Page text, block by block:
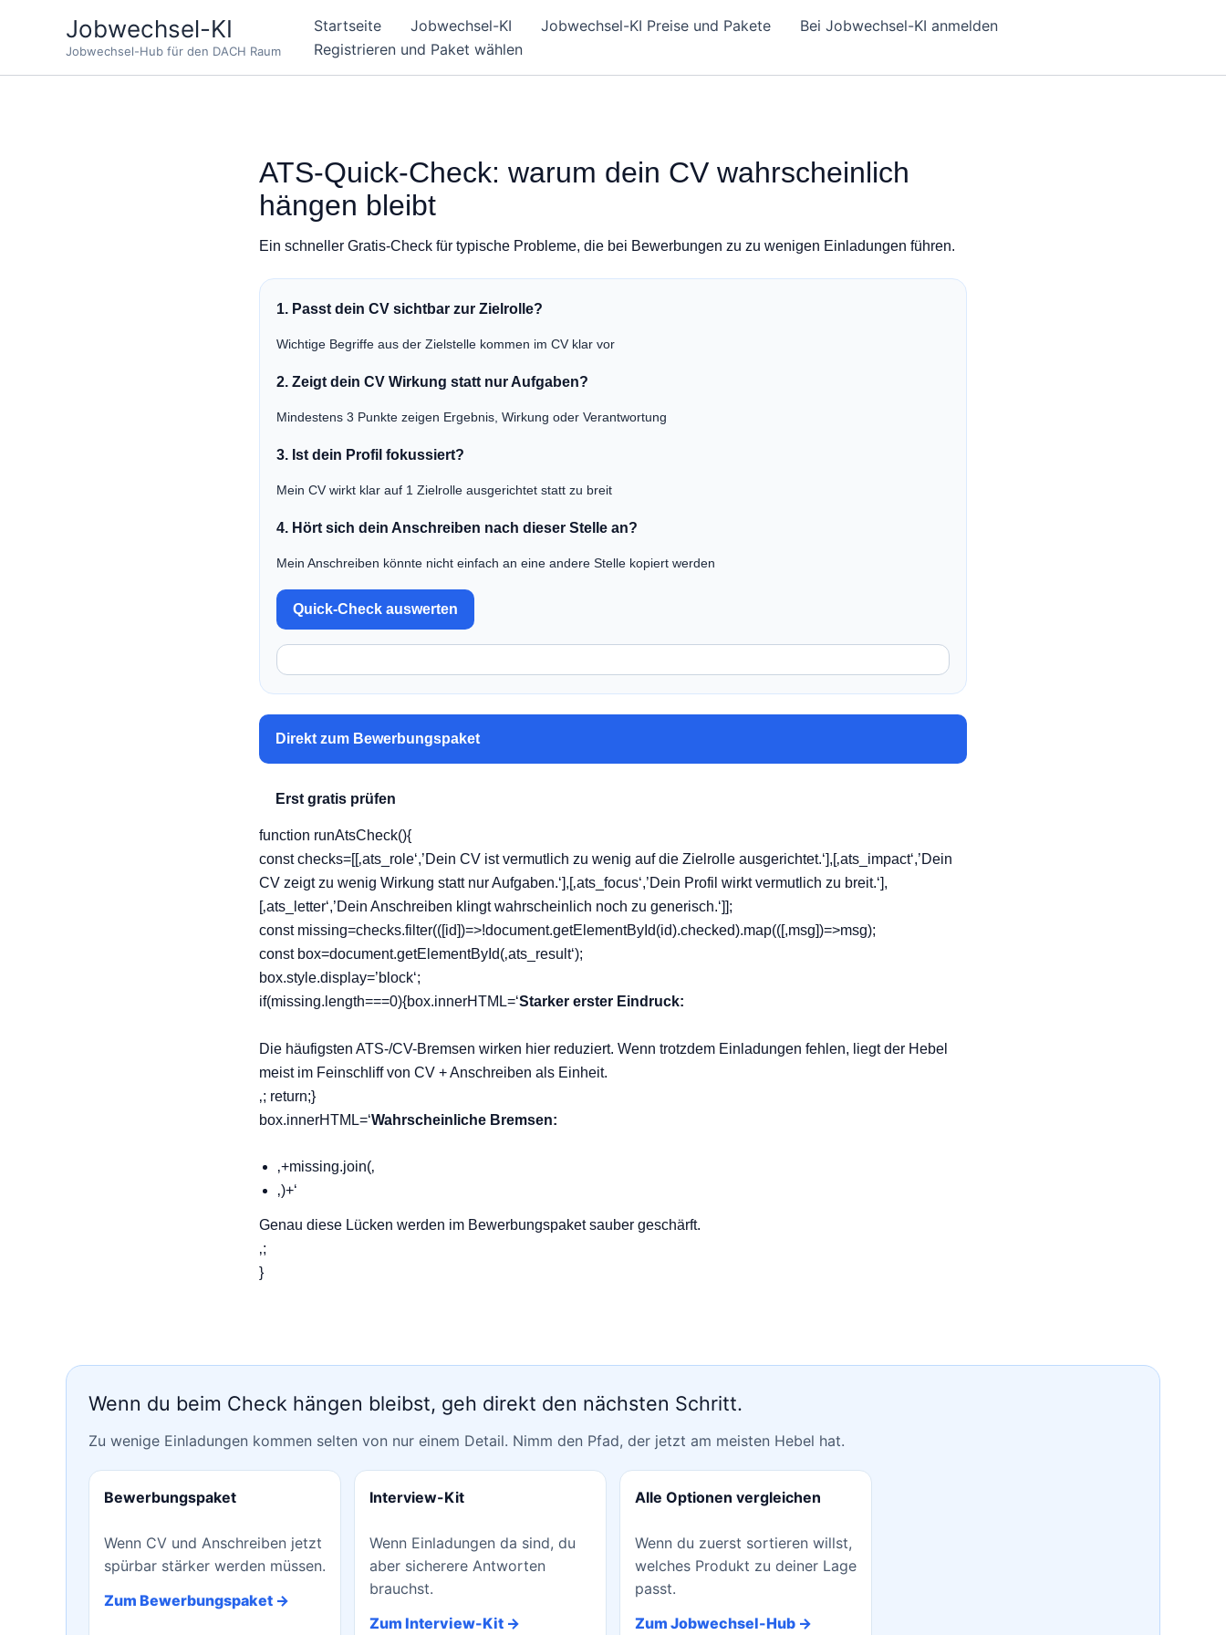
Jobwechsel-KI
Jobwechsel-Hub für den DACH Raum
Startseite Jobwechsel-KI Jobwechsel-KI Preise und Pakete
Bei Jobwechsel-KI anmelden
Registrieren und Paket wählen
ATS-Quick-Check: warum dein CV wahrscheinlich
hängen bleibt
Ein schneller Gratis-Check für typische Probleme, die bei Bewerbungen zu zu wenigen Einladungen führen.
1. Passt dein CV sichtbar zur Zielrolle?
Wichtige Begriffe aus der Zielstelle kommen im CV klar vor
2. Zeigt dein CV Wirkung statt nur Aufgaben?
Mindestens 3 Punkte zeigen Ergebnis, Wirkung oder Verantwortung
3. Ist dein Profil fokussiert?
Mein CV wirkt klar auf 1 Zielrolle ausgerichtet statt zu breit
4. Hört sich dein Anschreiben nach dieser Stelle an?
Mein Anschreiben könnte nicht einfach an eine andere Stelle kopiert werden
Quick-Check auswerten
Direkt zum Bewerbungspaket
Erst gratis prüfen
function runAtsCheck(){
const checks=[[‚ats_role‘,’Dein CV ist vermutlich zu wenig auf die Zielrolle ausgerichtet.‘],[‚ats_impact‘,’Dein
CV zeigt zu wenig Wirkung statt nur Aufgaben.‘],[‚ats_focus‘,’Dein Profil wirkt vermutlich zu breit.‘],
[‚ats_letter‘,’Dein Anschreiben klingt wahrscheinlich noch zu generisch.‘]];
const missing=checks.filter(([id])=>!document.getElementById(id).checked).map(([,msg])=>msg);
const box=document.getElementById(‚ats_result‘);
box.style.display=’block‘;
if(missing.length===0){box.innerHTML=‘Starker erster Eindruck:
Die häufigsten ATS-/CV-Bremsen wirken hier reduziert. Wenn trotzdem Einladungen fehlen, liegt der Hebel
meist im Feinschliff von CV + Anschreiben als Einheit.
‚; return;}
box.innerHTML=‘Wahrscheinliche Bremsen:
‚+missing.join(‚
‚)+‘
Genau diese Lücken werden im Bewerbungspaket sauber geschärft.
‚;
}
Wenn du beim Check hängen bleibst, geh direkt den nächsten Schritt.
Zu wenige Einladungen kommen selten von nur einem Detail. Nimm den Pfad, der jetzt am meisten Hebel hat.
Bewerbungspaket
Wenn CV und Anschreiben jetzt
spürbar stärker werden müssen.
Zum Bewerbungspaket →
Interview-Kit
Wenn Einladungen da sind, du
aber sicherere Antworten
brauchst.
Zum Interview-Kit →
Alle Optionen vergleichen
Wenn du zuerst sortieren willst,
welches Produkt zu deiner Lage
passt.
Zum Jobwechsel-Hub →